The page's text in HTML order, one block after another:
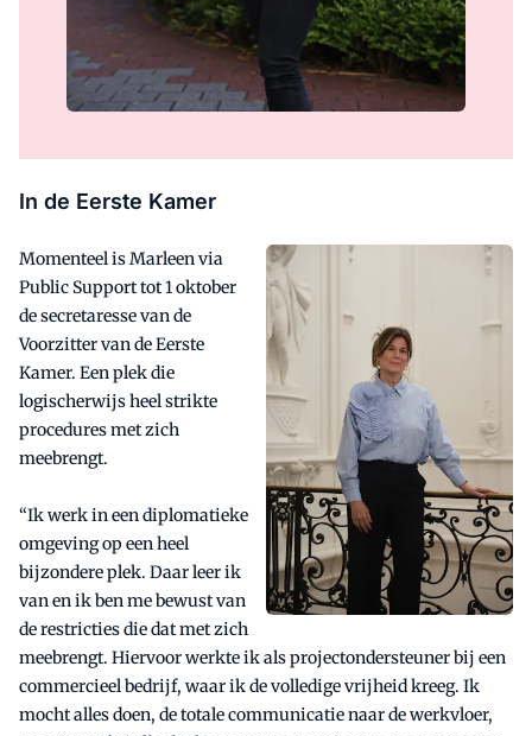
In de Eerste Kamer
Momenteel is Marleen via
Public Support tot 1 oktober
de secretaresse van de
Voorzitter van de Eerste
Kamer. Een plek die
logischerwijs heel strikte
procedures met zich
meebrengt.
“Ik werk in een diplomatieke
omgeving op een heel
bijzondere plek. Daar leer ik
van en ik ben me bewust van
de restricties die dat met zich
meebrengt. Hiervoor werkte ik als projectondersteuner bij een
commercieel bedrijf, waar ik de volledige vrijheid kreeg. Ik
mocht alles doen, de totale communicatie naar de werkvloer,